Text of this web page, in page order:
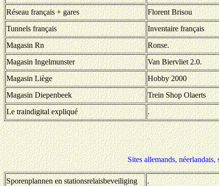
Réseau français + gares
Florent Brisou
Tunnels français
Inventaire français
Magasin Rn
Ronse.
Magasin Ingelmunster
Van Biervliet 2.0.
Magasin Liège
Hobby 2000
Magasin Diepenbeek
Trein Shop Olaerts
Le traindigital expliqué
.
Sites allemands, néerlandais,
Sporenplannen en stationsrelaisbeveiliging
.